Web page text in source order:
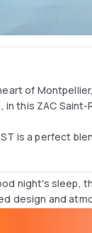
of
this ZAC Saint-
is a perfect
night's sleep,
design and